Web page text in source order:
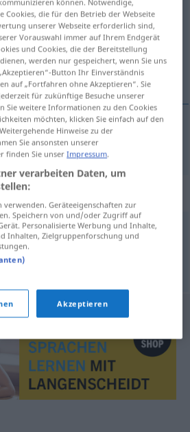
anklicken/antippen)
für "filantrop"
Cookies, die für den Betrieb der Webseite
unserer Webseite erforderlich sind,
Vorauswahl immer auf Ihrem Endgerät
und Cookies, die der Bereitstellung
werden nur gespeichert, wenn Sie uns
Button Ihr Einverständnis
auf „Fortfahren ohne Akzeptieren“. Sie
für zukünftige Besuche unserer
Sie weitere Informationen zu den Cookies
möchten, klicken Sie einfach auf den
Hinweise zu der
Sie ansonsten unserer
finden Sie unserImpressum
verarbeiten Daten, um
verwenden. Geräteeigenschaften zur
Speichern von und/oder Zugriff auf
Personalisierte Werbung und Inhalte,
Inhalten, Zielgruppenforschung und
Akzeptieren